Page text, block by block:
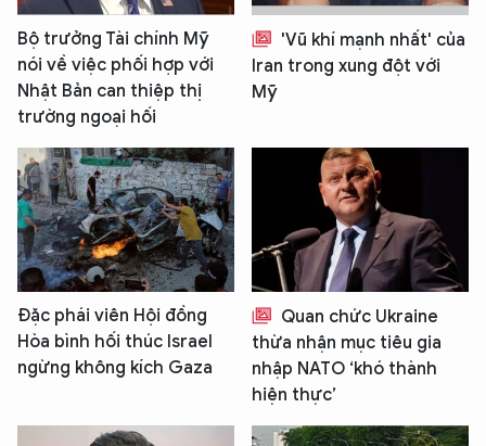
Bộ trưởng Tài chính Mỹ
nói về việc phối hợp với
Nhật Bản can thiệp thị
trường ngoại hối
'Vũ khí mạnh nhất' của
Iran trong xung đột với
Mỹ
Đặc phái viên Hội đồng
Hòa bình hối thúc Israel
ngừng không kích Gaza
Quan chức Ukraine
thừa nhận mục tiêu gia
nhập NATO ‘khó thành
hiện thực’